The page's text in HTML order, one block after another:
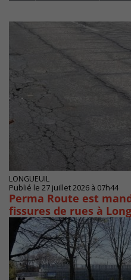
LONGUEUIL
Publié le 27 juillet 2026 à 07h44
Perma Route est
fissures de rues à